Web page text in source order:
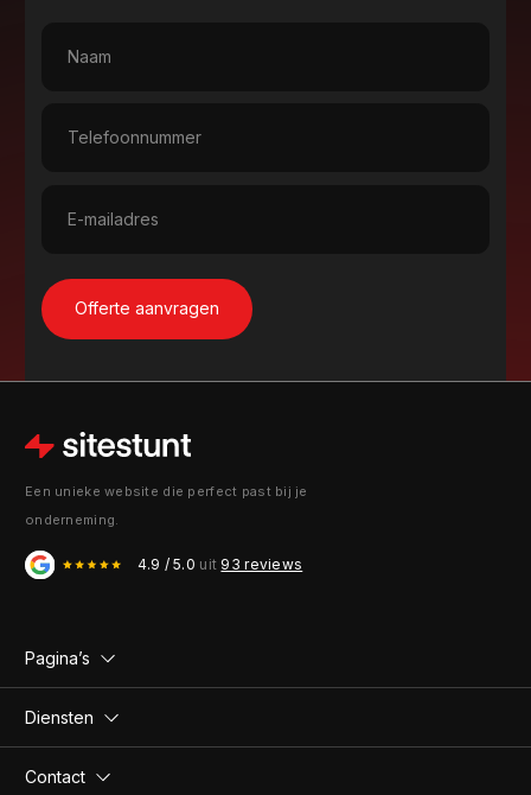
Een unieke website die perfect past bij je
onderneming.
4.9 / 5.0 uit 93 reviews
Pagina’s
Diensten
Contact